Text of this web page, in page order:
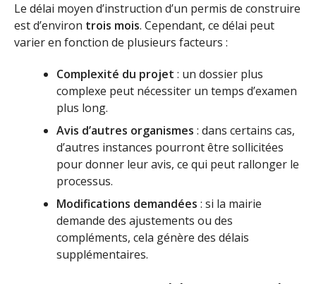
Le délai moyen d’instruction d’un permis de construire
est d’environ trois mois. Cependant, ce délai peut
varier en fonction de plusieurs facteurs :
Complexité du projet : un dossier plus
complexe peut nécessiter un temps d’examen
plus long.
Avis d’autres organismes : dans certains cas,
d’autres instances pourront être sollicitées
pour donner leur avis, ce qui peut rallonger le
processus.
Modifications demandées : si la mairie
demande des ajustements ou des
compléments, cela génère des délais
supplémentaires.